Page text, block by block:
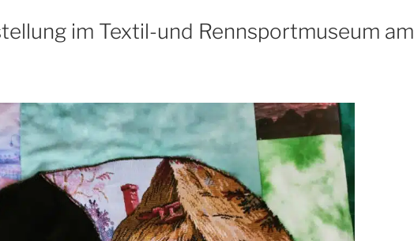
im Textil-und Rennsportmuseum am